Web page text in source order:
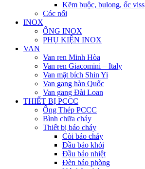
Kẽm buộc, bulong, ốc viss
Cóc nối
INOX
ỐNG INOX
PHỤ KIỆN INOX
VAN
Van ren Minh Hòa
Van ren Giacomini – Italy
Van mặt bích Shin Yi
Van gang hàn Quốc
Van gang Đài Loan
THIẾT BỊ PCCC
Ống Thép PCCC
Bình chữa cháy
Thiết bị báo cháy
Còi báo cháy
Đầu báo khói
Đầu báo nhiệt
Đèn báo phòng